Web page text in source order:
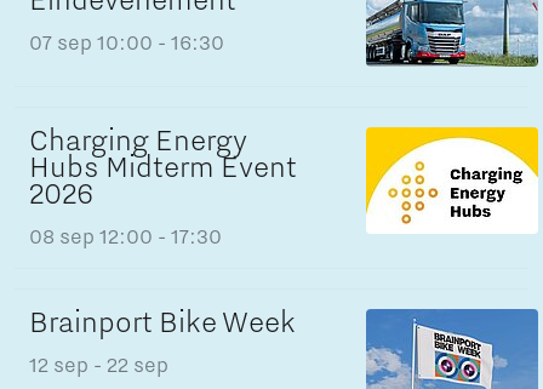
07 sep 10:00 - 16:30
Charging Energy
Hubs Midterm Event
2026
08 sep 12:00 - 17:30
Brainport Bike Week
12 sep - 22 sep